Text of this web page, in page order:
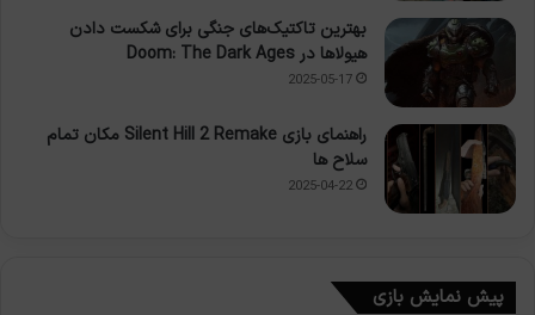
بهترین تاکتیک‌های جنگی برای شکست دادن
هیولاها در Doom: The Dark Ages
2025-05-17
راهنمای بازی Silent Hill 2 Remake مکان تمام
سلاح ها
2025-04-22
پیش نمایش بازی